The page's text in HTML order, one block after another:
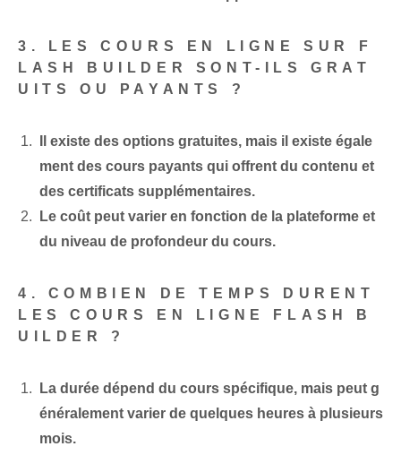
3. LES COURS EN LIGNE SUR F
LASH BUILDER SONT-ILS GRAT
UITS OU PAYANTS ?
Il existe des options gratuites, mais il existe égale
ment des cours payants qui offrent du contenu et
des certificats supplémentaires.
Le coût peut varier en fonction de la plateforme et
du niveau de profondeur du cours.
4. COMBIEN DE TEMPS DURENT
LES COURS EN LIGNE FLASH B
UILDER ?
La durée dépend du cours spécifique, mais peut g
énéralement varier de quelques heures à plusieurs
mois.